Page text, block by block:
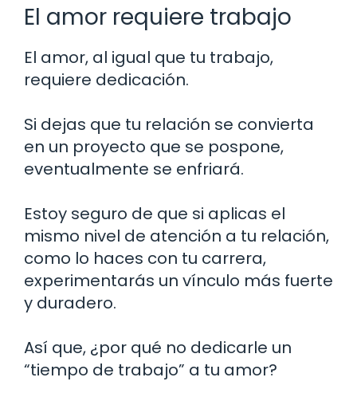
El amor requiere trabajo
El amor, al igual que tu trabajo,
requiere dedicación.
Si dejas que tu relación se convierta
en un proyecto que se pospone,
eventualmente se enfriará.
Estoy seguro de que si aplicas el
mismo nivel de atención a tu relación,
como lo haces con tu carrera,
experimentarás un vínculo más fuerte
y duradero.
Así que, ¿por qué no dedicarle un
“tiempo de trabajo” a tu amor?